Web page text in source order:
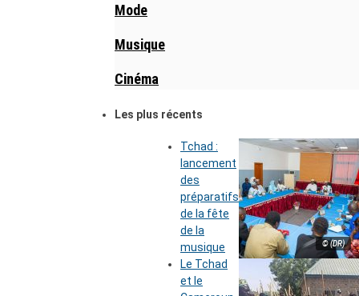
Mode
Musique
Cinéma
Les plus récents
© (DR)
Tchad :
lancement
des
préparatifs
de la fête
de la
musique
Le Tchad
et le